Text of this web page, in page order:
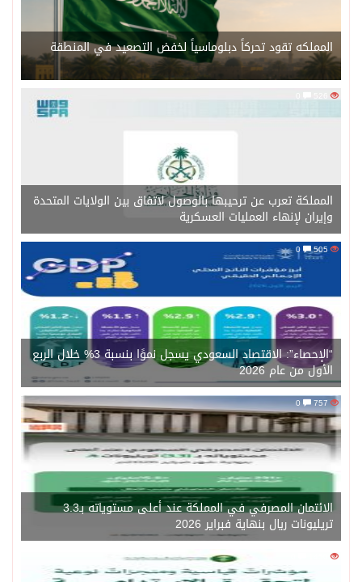
المملكه تقود تحركاً دبلوماسياً لخفض التصعيد في المنطقة
526
المملكة تعرب عن ترحيبها بالوصول لاتفاق بين الولايات المتحدة
وإيران لإنهاء العمليات العسكرية
505
“الإحصاء”: الاقتصاد السعودي يسجل نموًا بنسبة 3% خلال الربع
الأول من عام 2026
757
0
الائتمان المصرفي في المملكة عند أعلى مستوياته بـ3.3
تريليونات ريال بنهاية فبراير 2026
1450